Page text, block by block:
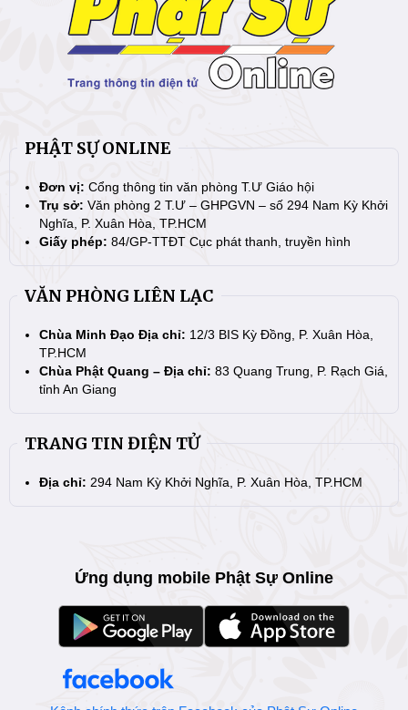
PHẬT SỰ ONLINE
Đơn vị: Cổng thông tin văn phòng T.Ư Giáo hội
Trụ sở: Văn phòng 2 T.Ư – GHPGVN – số 294 Nam Kỳ Khởi
Nghĩa, P. Xuân Hòa, TP.HCM
Giấy phép: 84/GP-TTĐT Cục phát thanh, truyền hình
VĂN PHÒNG LIÊN LẠC
Chùa Minh Đạo Địa chỉ: 12/3 BIS Kỳ Đồng, P. Xuân Hòa,
TP.HCM
Chùa Phật Quang – Địa chỉ: 83 Quang Trung, P. Rạch Giá,
tỉnh An Giang
TRANG TIN ĐIỆN TỬ
Địa chỉ: 294 Nam Kỳ Khởi Nghĩa, P. Xuân Hòa, TP.HCM
Ứng dụng mobile Phật Sự Online